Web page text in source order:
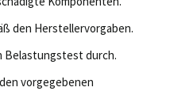
den Herstellervorgaben.
Belastungstest durch.
vorgegebenen